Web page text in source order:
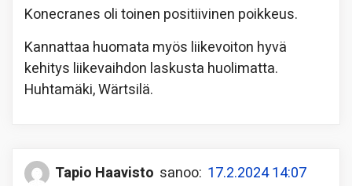
Konecranes oli toinen positiivinen poikkeus.
Kannattaa huomata myös liikevoiton hyvä
kehitys liikevaihdon laskusta huolimatta.
Huhtamäki, Wärtsilä.
Tapio Haavisto sanoo: 17.2.2024 14:07